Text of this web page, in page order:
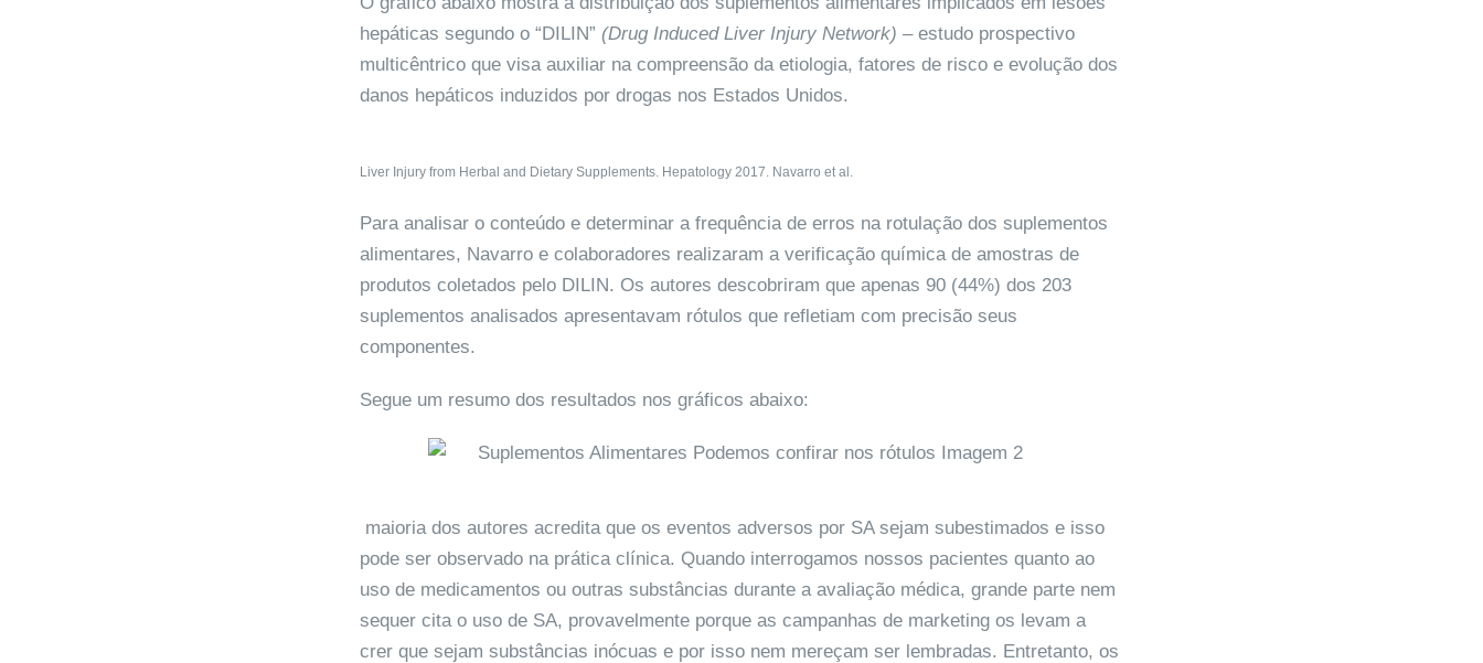
hepáticas segundo o “DILIN” (Drug Induced Liver Injury Network) – estudo prospectivo
multicêntrico que visa auxiliar na compreensão da etiologia, fatores de risco e evolução dos
danos hepáticos induzidos por drogas nos Estados Unidos.
Liver Injury from Herbal and Dietary Supplements. Hepatology 2017. Navarro et al.
Para analisar o conteúdo e determinar a frequência de erros na rotulação dos suplementos
alimentares, Navarro e colaboradores realizaram a verificação química de amostras de
produtos coletados pelo DILIN. Os autores descobriram que apenas 90 (44%) dos 203
suplementos analisados apresentavam rótulos que refletiam com precisão seus
componentes.
Segue um resumo dos resultados nos gráficos abaixo:
maioria dos autores acredita que os eventos adversos por SA sejam subestimados e isso
pode ser observado na prática clínica. Quando interrogamos nossos pacientes quanto ao
uso de medicamentos ou outras substâncias durante a avaliação médica, grande parte nem
sequer cita o uso de SA, provavelmente porque as campanhas de marketing os levam a
crer que sejam substâncias inócuas e por isso nem mereçam ser lembradas. Entretanto, os